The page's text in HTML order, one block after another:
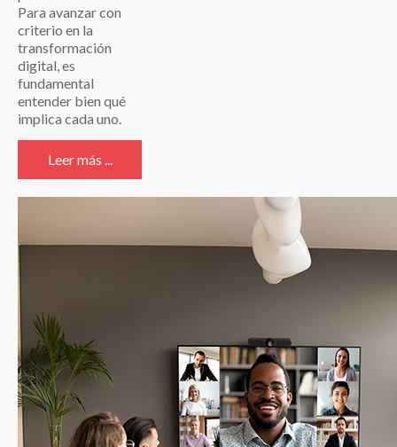
Para avanzar con
criterio en la
transformación
digital, es
fundamental
entender bien qué
implica cada uno.
Leer más ...